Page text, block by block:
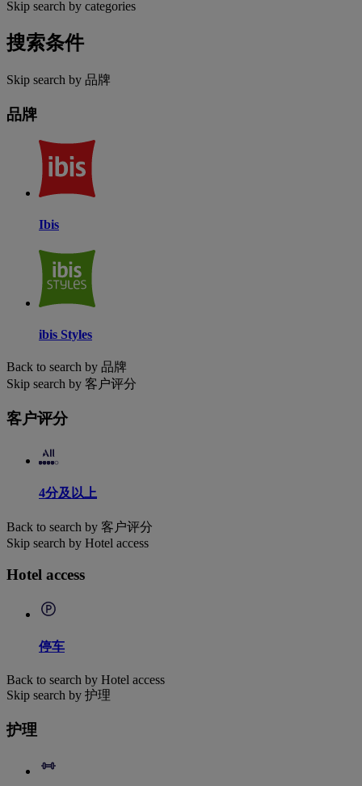
Skip search by categories
搜索条件
Skip search by 品牌
品牌
Ibis
ibis Styles
Back to search by 品牌
Skip search by 客户评分
客户评分
4分及以上
Back to search by 客户评分
Skip search by Hotel access
Hotel access
停车
Back to search by Hotel access
Skip search by 护理
护理